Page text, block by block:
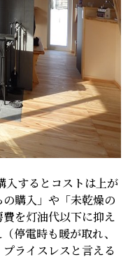
入するとコストは上が
購入」や「未乾燥の
を灯油代以下に抑え
停電時も暖が取れ、
ライスレスと言える